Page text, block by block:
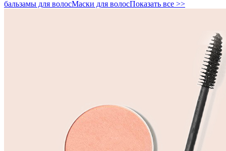
бальзамы для волосМаски для волосПоказать все >>